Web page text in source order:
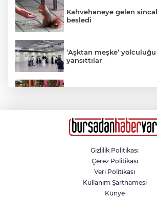
Kahvehaneye gelen
besledi
‘Aşktan meşke’
yansıttılar
Susurluk’ta halı saha
Türkülerle gayrimenkul
Gizlilik Politikası
Çerez Politikası
Veri Politikası
Kullanım Şartnamesi
Künye